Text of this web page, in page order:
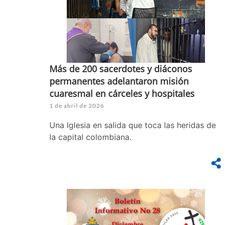
Más de 200 sacerdotes y diáconos
permanentes adelantaron misión
cuaresmal en cárceles y hospitales
1 de abril de 2026
Una Iglesia en salida que toca las heridas de
la capital colombiana.